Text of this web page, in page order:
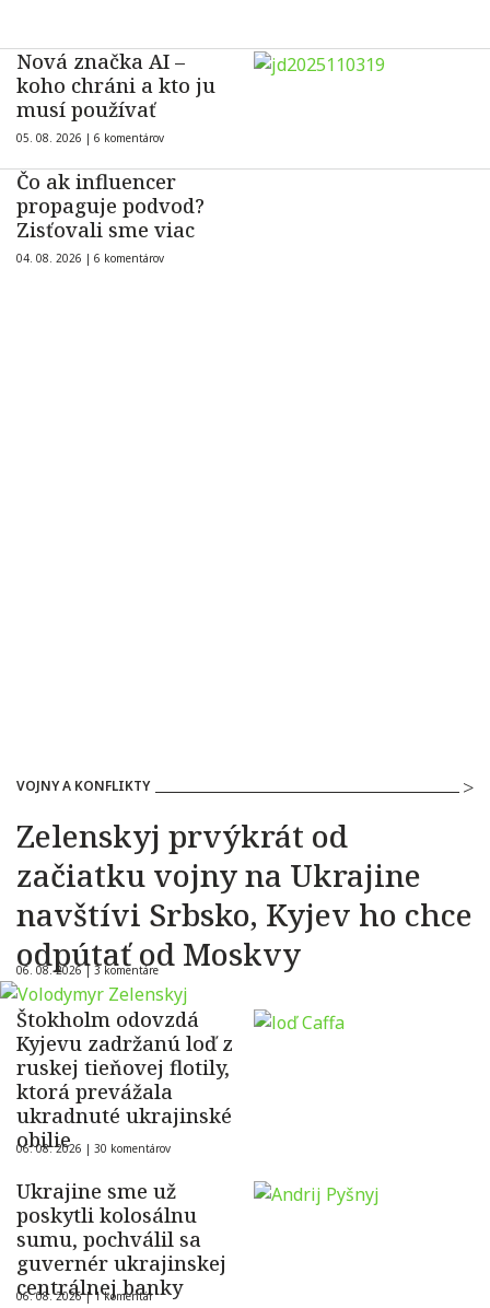
Nová značka AI –
koho chráni a kto ju
musí používať
05. 08. 2026 | 6 komentárov
Čo ak influencer
propaguje podvod?
Zisťovali sme viac
04. 08. 2026 | 6 komentárov
VOJNY A KONFLIKTY
Zelenskyj prvýkrát od
začiatku vojny na Ukrajine
navštívi Srbsko, Kyjev ho chce
odpútať od Moskvy
06. 08. 2026 | 3 komentáre
Štokholm odovzdá
Kyjevu zadržanú loď z
ruskej tieňovej flotily,
ktorá prevážala
ukradnuté ukrajinské
obilie
06. 08. 2026 | 30 komentárov
Ukrajine sme už
poskytli kolosálnu
sumu, pochválil sa
guvernér ukrajinskej
centrálnej banky
06. 08. 2026 |1 komentár